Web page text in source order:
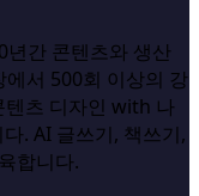
년간 콘텐츠와 생산
서 500회 이상의 강
텐츠 디자인 with 나
. AI 글쓰기, 책쓰기,
합니다.